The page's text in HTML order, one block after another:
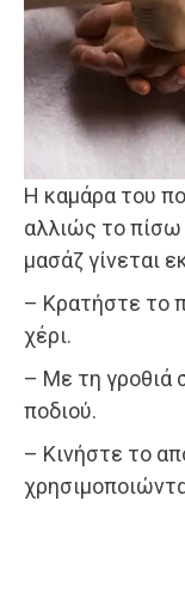
Η καμάρα του
αλλιώς το πίσω
μασάζ γίνεται
– Κρατήστε το
χέρι.
– Με τη γροθιά
ποδιού.
– Κινήστε το